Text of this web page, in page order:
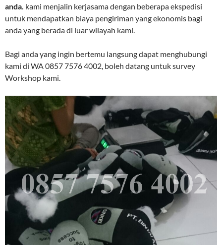
anda. kami menjalin kerjasama dengan beberapa ekspedisi
untuk mendapatkan biaya pengiriman yang ekonomis bagi
anda yang berada di luar wilayah kami.
Bagi anda yang ingin bertemu langsung dapat menghubungi
kami di WA 0857 7576 4002, boleh datang untuk survey
Workshop kami.